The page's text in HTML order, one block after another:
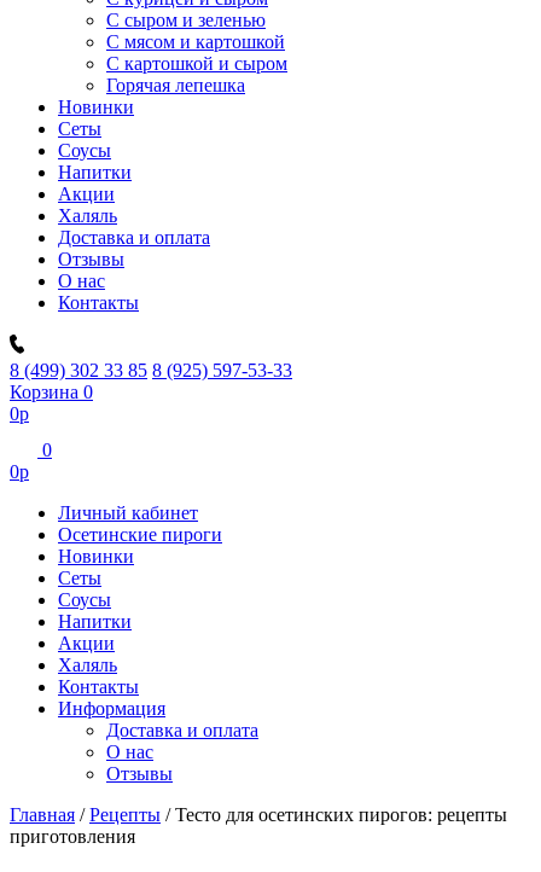
С сыром и зеленью
С мясом и картошкой
С картошкой и сыром
Горячая лепешка
Новинки
Сеты
Соусы
Напитки
Акции
Халяль
Доставка и оплата
Отзывы
О нас
Контакты
8 (499) 302 33 85 8 (925) 597-53-33
Корзина 0
0р
0
0р
Личный кабинет
Осетинские пироги
Новинки
Сеты
Соусы
Напитки
Акции
Халяль
Контакты
Информация
Доставка и оплата
О нас
Отзывы
Главная /Рецепты /Тесто для осетинских пирогов: рецепты
приготовления